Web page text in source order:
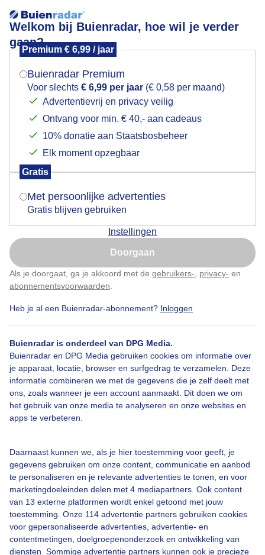
Welkom bij Buienradar, hoe wil je verder
gaan?
Premium € 6,99 / jaar
Buienradar Premium
Voor slechts € 6,99 per jaar (€ 0,58 per maand)
Advertentievrij en privacy veilig
Ontvang voor min. € 40,- aan cadeaus
10% donatie aan Staatsbosbeheer
Elk moment opzegbaar
Gratis
Met persoonlijke advertenties
Gratis blijven gebruiken
Instellingen
Doorgaan
Als je doorgaat, ga je akkoord met de gebruikers- privacy- en
abonnementsvoorwaarden
Heb je al een Buienradar-abonnement? Inloggen
Buienradar is onderdeel van DPG Media.
Buienradar en DPG Media gebruiken cookies om informatie over
je apparaat, locatie, browser en surfgedrag te verzamelen. Deze
informatie combineren we met de gegevens die je zelf deelt met
ons, zoals wanneer je een account aanmaakt. Dit doen we om
het gebruik van onze media te analyseren en onze websites en
apps te verbeteren.
Daarnaast kunnen we, als je hier toestemming voor geeft, je
gegevens gebruiken om onze content, communicatie en aanbod
te personaliseren en je relevante advertenties te tonen, en voor
marketingdoeleinden delen met 4 mediapartners. Ook content
van 13 externe platformen wordt enkel getoond met jouw
toestemming. Onze 114 advertentie partners gebruiken cookies
voor gepersonaliseerde advertenties, advertentie- en
contentmetingen, doelgroepenonderzoek en ontwikkeling van
diensten. Sommige advertentie partners kunnen ook je precieze
Weer foto
Door: Marjan den Boer Gemaakt: 18-06-2026, 5x bekeken
Bekijk slideshow
Over Buienradar
Mogen we je locatie gebruiken voor het
Indien je hier nog geen akkoord op hebt gegeven,
verschijnt er zo een pop-up uit je browser waarin
Is goed, toon de popup
Nu niet, misschien later
Klik hierom dit aan te passen